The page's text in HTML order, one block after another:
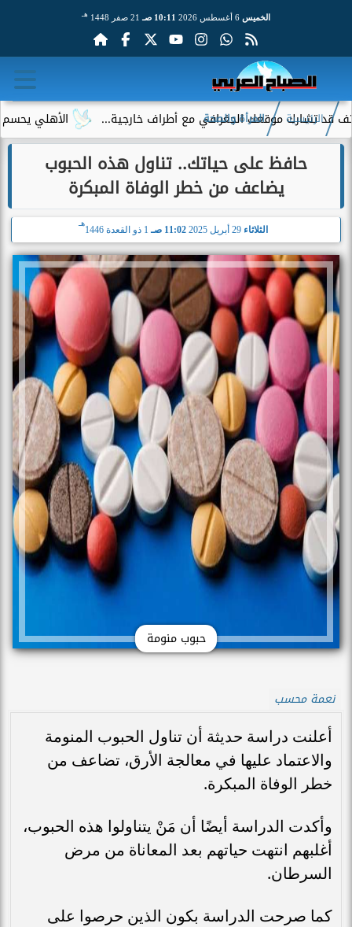
الخميس 10:11 صـ 21 صفر 1448 هـ
الأهلي يحسم الجدل موقعك الجغرافي مع أطراف خارجية...
الرئيسية المرأة والصحة
حافظ على حياتك.. تناول هذه الحبوب
يضاعف من خطر الوفاة المبكرة
الثلاثاء 29 أبريل 2025 11:02 صـ 1 ذو القعدة 1446
هـ
حبوب منومة
نعمة محسب
أعلنت دراسة حديثة أن تناول الحبوب المنومة
والاعتماد عليها في معالجة الأرق، تضاعف من
خطر الوفاة المبكرة.
وأكدت الدراسة أيضًا أن مَنْ يتناولوا هذه الحبوب،
أغلبهم انتهت حياتهم بعد المعاناة من مرض
السرطان.
كما صرحت الدراسة بكون الذين حرصوا على